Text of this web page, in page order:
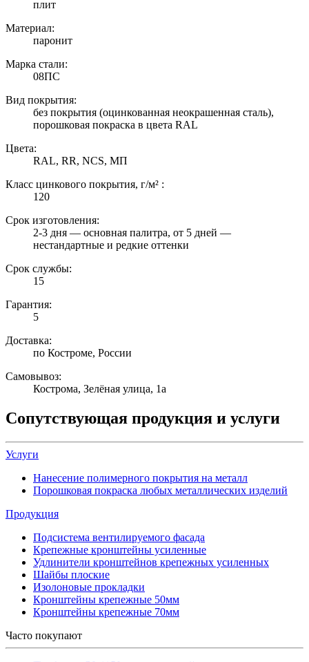
плит
Материал:
паронит
Марка стали:
08ПС
Вид покрытия:
без покрытия (оцинкованная неокрашенная сталь),
порошковая покраска в цвета RAL
Цвета:
RAL, RR, NCS, МП
Класс цинкового покрытия, г/м² :
120
Срок изготовления:
2-3 дня — основная палитра, от 5 дней —
нестандартные и редкие оттенки
Срок службы:
15
Гарантия:
5
Доставка:
по Костроме, России
Самовывоз:
Кострома, Зелёная улица, 1а
Сопутствующая продукция и услуги
Услуги
Нанесение полимерного покрытия на металл
Порошковая покраска любых металлических изделий
Продукция
Подсистема вентилируемого фасада
Крепежные кронштейны усиленные
Удлинители кронштейнов крепежных усиленных
Шайбы плоские
Изолоновые прокладки
Кронштейны крепежные 50мм
Кронштейны крепежные 70мм
Часто покупают